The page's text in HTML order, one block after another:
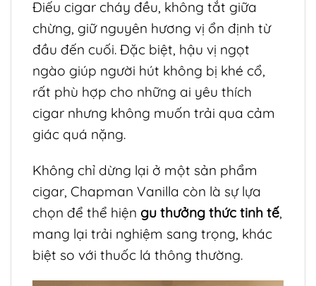
Điếu cigar cháy đều, không tắt giữa
chừng, giữ nguyên hương vị ổn định từ
đầu đến cuối. Đặc biệt, hậu vị ngọt
ngào giúp người hút không bị khé cổ,
rất phù hợp cho những ai yêu thích
cigar nhưng không muốn trải qua cảm
giác quá nặng.
Không chỉ dừng lại ở một sản phẩm
cigar, Chapman Vanilla còn là sự lựa
chọn để thể hiện gu thưởng thức tinh tế,
mang lại trải nghiệm sang trọng, khác
biệt so với thuốc lá thông thường.